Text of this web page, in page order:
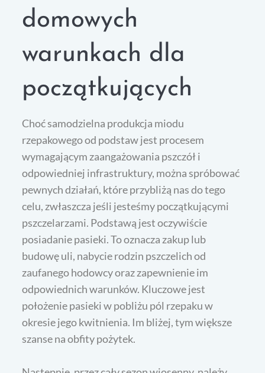
domowych
warunkach dla
początkujących
Choć samodzielna produkcja miodu
rzepakowego od podstaw jest procesem
wymagającym zaangażowania pszczół i
odpowiedniej infrastruktury, można spróbować
pewnych działań, które przybliżą nas do tego
celu, zwłaszcza jeśli jesteśmy początkującymi
pszczelarzami. Podstawą jest oczywiście
posiadanie pasieki. To oznacza zakup lub
budowę uli, nabycie rodzin pszczelich od
zaufanego hodowcy oraz zapewnienie im
odpowiednich warunków. Kluczowe jest
położenie pasieki w pobliżu pól rzepaku w
okresie jego kwitnienia. Im bliżej, tym większe
szanse na obfity pożytek.